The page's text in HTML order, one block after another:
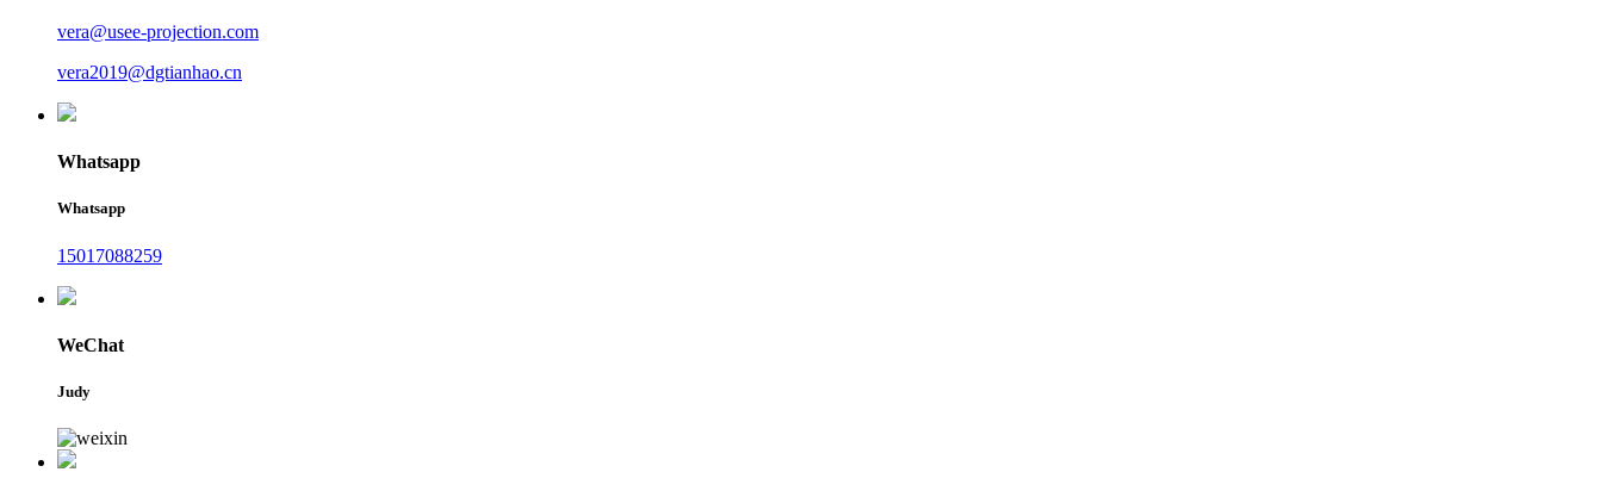
vera@usee-projection.com
vera2019@dgtianhao.cn
Whatsapp
Whatsapp
15017088259
WeChat
Judy